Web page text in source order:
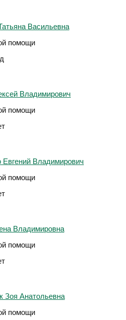
Васильевна
помощи
Владимирович
помощи
Евгений Владимирович
помощи
Владимировна
помощи
Зоя Анатольевна
помощи